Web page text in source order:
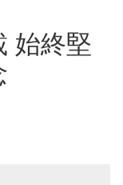
始終堅